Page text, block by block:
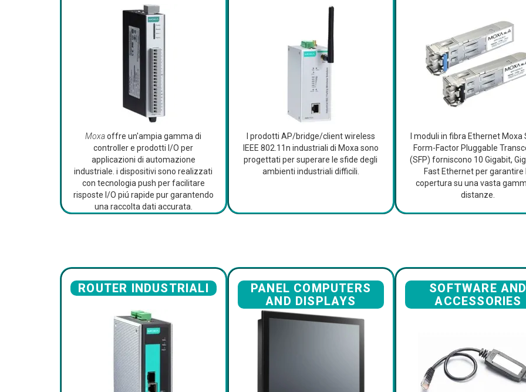
Moxaoffre un'ampia gamma di
controller e prodotti I/O per
applicazioni di automazione
industriale. i dispositivi sono realizzati
con tecnologia push per facilitare
risposte I/O piú rapide pur garantendo
una raccolta dati accurata.
I prodotti AP/bridge/client wireless
IEEE 802.11n industriali di Moxa sono
progettati per superare le sfide degli
ambienti industriali difficili.
I moduli in fibra Ethernet Moxa
Form-Factor Pluggable
(SFP) forniscono 10 Gigabit,
Fast Ethernet per garantire
copertura su una vasta
distanze.
ROUTER INDUSTRIALI
PANEL COMPUTERS
AND DISPLAYS
SOFTWARE AND
ACCESSORIES